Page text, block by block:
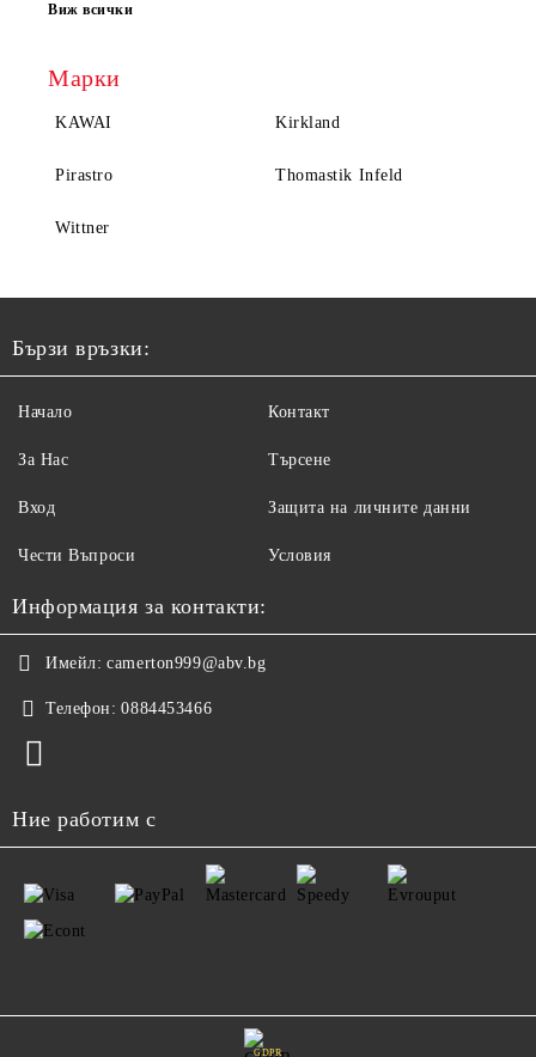
Виж всички
Марки
KAWAI Kirkland
Pirastro Thomastik Infeld
Wittner
Бързи връзки:
Начало
За Нас
Вход
Чести Въпроси
Контакт
Търсене
Защита на личните данни
Условия
Информация за контакти:
Имейл: camerton999@abv.bg
Телефон: 0884453466
Ние работим с
GDPR